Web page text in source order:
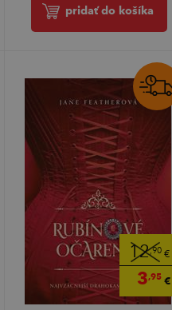
pridať do košíka
12,90 €
3,95 €